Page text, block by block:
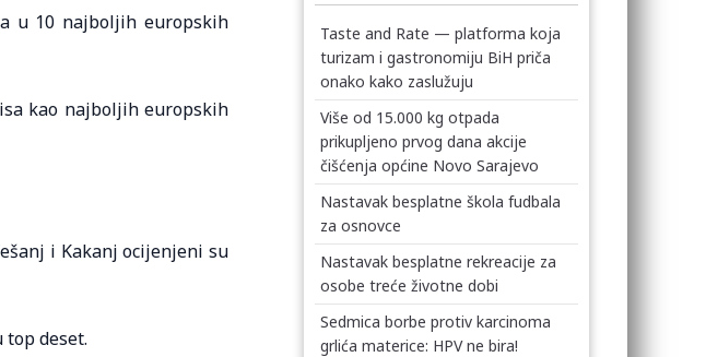
u 10 najboljih europskih
kao najboljih europskih
i Kakanj ocijenjeni su
top deset.
Taste and Rate — platforma koja
turizam i gastronomiju BiH priča
onako kako zaslužuju
Više od 15.000 kg otpada
prikupljeno prvog dana akcije
čišćenja općine Novo Sarajevo
Nastavak besplatne škola fudbala
za osnovce
Nastavak besplatne rekreacije za
osobe treće životne dobi
Sedmica borbe protiv karcinoma
grlića materice: HPV ne bira!